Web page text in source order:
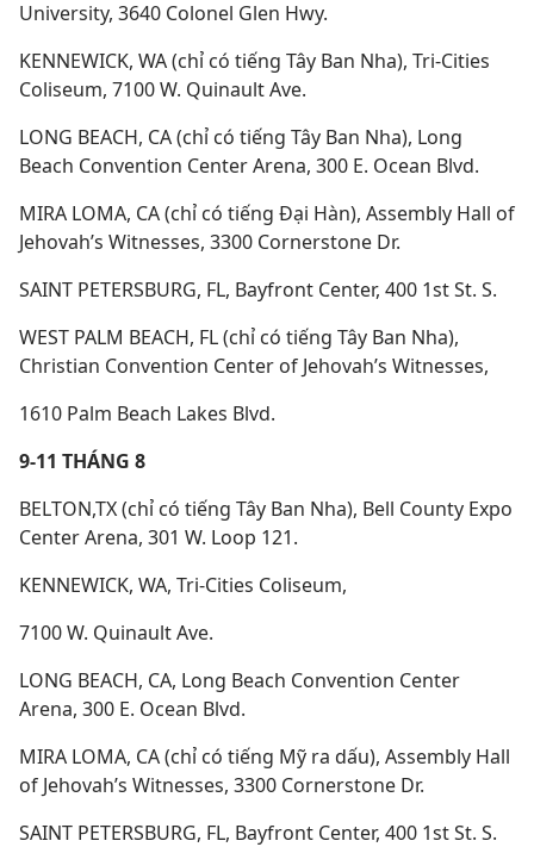
University, 3640 Colonel Glen Hwy.
KENNEWICK, WA (chỉ có tiếng Tây Ban Nha), Tri-Cities
Coliseum, 7100 W. Quinault Ave.
LONG BEACH, CA (chỉ có tiếng Tây Ban Nha), Long
Beach Convention Center Arena, 300 E. Ocean Blvd.
MIRA LOMA, CA (chỉ có tiếng Đại Hàn), Assembly Hall of
Jehovah’s Witnesses, 3300 Cornerstone Dr.
SAINT PETERSBURG, FL, Bayfront Center, 400 1st St. S.
WEST PALM BEACH, FL (chỉ có tiếng Tây Ban Nha),
Christian Convention Center of Jehovah’s Witnesses,
1610 Palm Beach Lakes Blvd.
9-11 THÁNG 8
BELTON,TX (chỉ có tiếng Tây Ban Nha), Bell County Expo
Center Arena, 301 W. Loop 121.
KENNEWICK, WA, Tri-Cities Coliseum,
7100 W. Quinault Ave.
LONG BEACH, CA, Long Beach Convention Center
Arena, 300 E. Ocean Blvd.
MIRA LOMA, CA (chỉ có tiếng Mỹ ra dấu), Assembly Hall
of Jehovah’s Witnesses, 3300 Cornerstone Dr.
SAINT PETERSBURG, FL, Bayfront Center, 400 1st St. S.